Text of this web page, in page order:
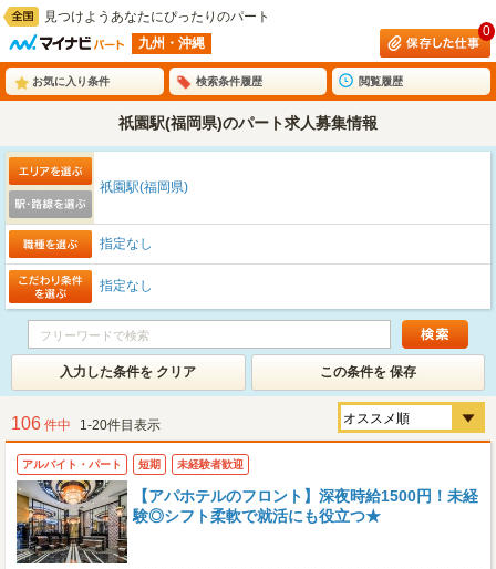
見つけようあなたにぴったりのパート
九州・沖縄
0
お気に入り条件 検索条件履歴 閲覧履歴
祇園駅(福岡県)のパート求人募集情報
祇園駅(福岡県)
指定なし
指定なし
入力した条件を クリア この条件を 保存
106 件中 1-20件目表示
アルバイト・パート 短期 未経験者歓迎
【アパホテルのフロント】深夜時給1500円！未経
験◎シフト柔軟で就活にも役立つ★